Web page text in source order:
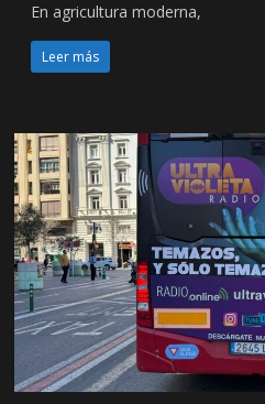
En agricultura moderna,
Leer más